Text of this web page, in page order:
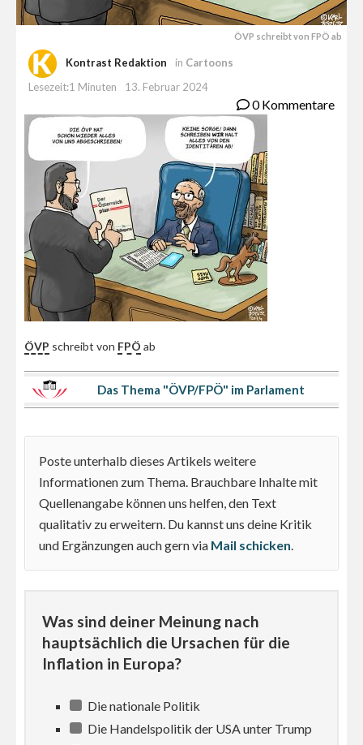
ÖVP schreibt von FPÖ ab
Kontrast Redaktion in Cartoons
Lesezeit:1 Minuten
13. Februar 2024
0 Kommentare
ÖVP schreibt von FPÖ ab
Das Thema "ÖVP/FPÖ" im Parlament
Poste unterhalb dieses Artikels weitere
Informationen zum Thema. Brauchbare Inhalte mit
Quellenangabe können uns helfen, den Text
qualitativ zu erweitern. Du kannst uns deine Kritik
und Ergänzungen auch gern via Mail schicken.
Was sind deiner Meinung nach
hauptsächlich die Ursachen für die
Inflation in Europa?
Die nationale Politik
Die Handelspolitik der USA unter Trump